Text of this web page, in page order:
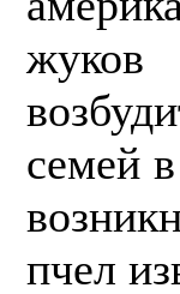
семей
пчел